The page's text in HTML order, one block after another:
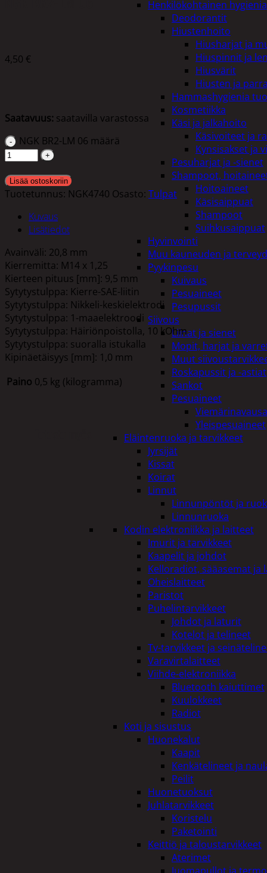
Henkilökohtainen hygienia
Deodorantit
Hiustenhoito
Hiusharjat ja
Hiuspinnit ja
Hiusvärit
Hiusten ja
Hammashygienia
Kosmetiikka
Käsi ja jalkahoito
Käsivoiteet ja
Kynsisakset ja
Pesuharjat ja -sienet
Shampoot,
Hoitoaineet
Käsisaippuat
Shampoot
Suihkusaippuat
Hyvinvointi
Muu kauneuden ja
Pyykinpesu
Kuivaus
Pesuaineet
Pesupussit
Siivous
Liinat ja sienet
Mopit, harjat ja
Muut
Roskapussit ja -astiat
Sankot
Pesuaineet
Yleispesuaineet
Eläintenruoka ja tarvikkeet
Jyrsijät
Kissat
Koirat
Linnut
Linnunpöntöt ja
Linnunruoka
Kodin elektroniikka ja laitteet
Imurit ja tarvikkeet
Kaapelit ja johdot
Kelloradiot, sääasemat
Oheislaitteet
Paristot
Puhelintarvikkeet
Johdot ja laturit
Kotelot ja telineet
Tv-tarvikkeet ja
Varavirtalaitteet
Viihde-elektroniikka
Bluetooth kaiuttimet
Kuulokkeet
Radiot
Koti ja sisustus
Huonekalut
Kaapit
Kenkätelineet ja
Peilit
Huonetuoksut
Juhlatarvikkeet
Koristelu
Paketointi
Keittiö ja taloustarvikkeet
Aterimet
4,50 €
Saatavuus: saatavilla varastossa
NGK BR2-LM 06 määrä
Lisää ostoskoriin
Tuotetunnus: NGK4740 Osasto: Tulpat
Kuvaus
Lisätiedot
Avainväli: 20,8 mm
Kierremitta: M14 x 1,25
Kierteen pituus [mm]: 9,5 mm
Sytytystulppa: Kierre-SAE-liitin
Sytytystulppa: Nikkeli-keskielektrodi
Sytytystulppa: 1-maaelektroodi
Sytytystulppa: Häiriönpoistolla, 10 kOhm
Sytytystulppa: suoralla istukalla
Kipinäetäisyys [mm]: 1,0 mm
Paino 0,5 kg (kilogramma)